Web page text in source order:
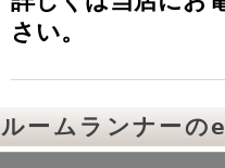
さい。
ルームランナー